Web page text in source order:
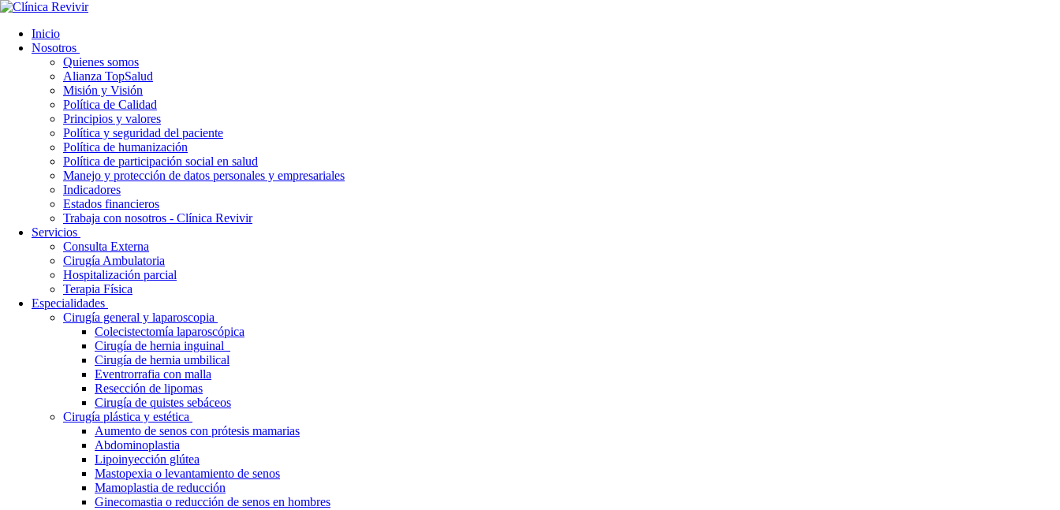
Inicio
Nosotros
Quienes somos
Alianza TopSalud
Misión y Visión
Política de Calidad
Principios y valores
Política y seguridad del paciente
Política de humanización
Política de participación social en salud
Manejo y protección de datos personales y empresariales
Indicadores
Estados financieros
Trabaja con nosotros - Clínica Revivir
Servicios
Consulta Externa
Cirugía Ambulatoria
Hospitalización parcial
Terapia Física
Especialidades
Cirugía general y laparoscopia
Colecistectomía laparoscópica
Cirugía de hernia inguinal
Cirugía de hernia umbilical
Eventrorrafia con malla
Resección de lipomas
Cirugía de quistes sebáceos
Cirugía plástica y estética
Aumento de senos con prótesis mamarias
Abdominoplastia
Lipoinyección glútea
Mastopexia o levantamiento de senos
Mamoplastia de reducción
Ginecomastia o reducción de senos en hombres